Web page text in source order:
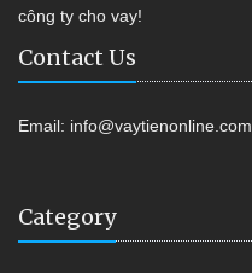
công ty cho vay!
Contact Us
Email: info@vaytienonline.com
Category